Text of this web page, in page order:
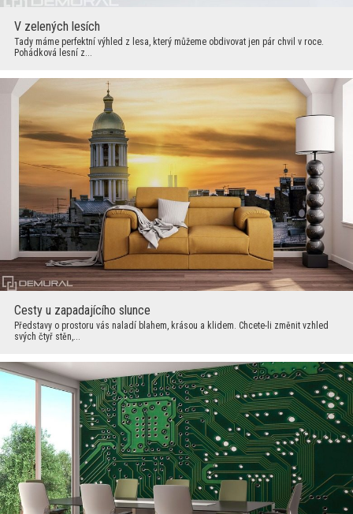
V zelených lesích
Tady máme perfektní výhled z lesa, který můžeme obdivovat jen pár chvil v roce.
Pohádková lesní z...
Cesty u zapadajícího slunce
Představy o prostoru vás naladí blahem, krásou a klidem. Chcete-li změnit vzhled
svých čtyř stěn,...